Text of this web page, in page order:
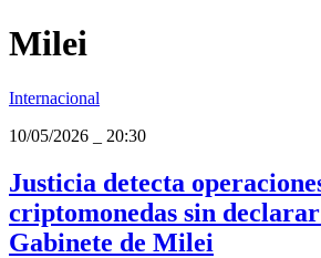
Milei
Internacional
10/05/2026
20:30
Justicia detecta
criptomonedas sin
Gabinete de Milei